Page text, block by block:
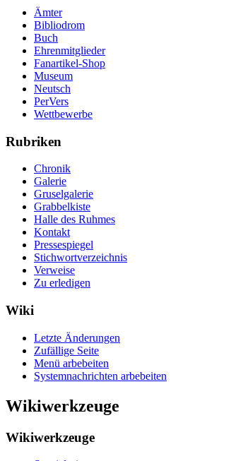
Ämter
Bibliodrom
Buch
Ehrenmitglieder
Fanartikel-Shop
Museum
Neutsch
PerVers
Wettbewerbe
Rubriken
Chronik
Galerie
Gruselgalerie
Grabbelkiste
Halle des Ruhmes
Kontakt
Pressespiegel
Stichwortverzeichnis
Verweise
Zu erledigen
Wiki
Letzte Änderungen
Zufällige Seite
Menü arbebeiten
Systemnachrichten arbebeiten
Wikiwerkzeuge
Wikiwerkzeuge